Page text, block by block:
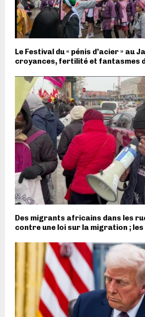
Le Festival du « pénis d’acier » au
croyances, fertilité et fantasmes
Des migrants africains dans les
contre une loi sur la migration ;